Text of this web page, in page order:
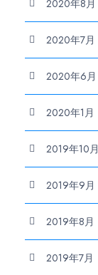
2020年8月
2020年7月
2020年6月
2020年1月
2019年10月
2019年9月
2019年8月
2019年7月